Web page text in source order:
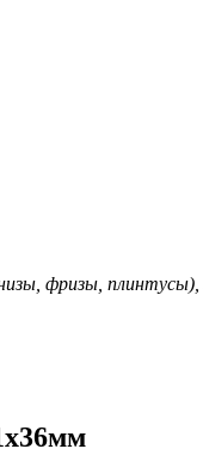
фризы, плинтусы),